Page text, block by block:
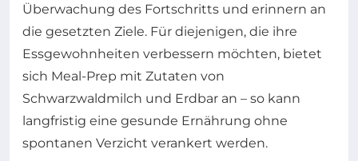
Überwachung des Fortschritts und erinnern an
die gesetzten Ziele. Für diejenigen, die ihre
Essgewohnheiten verbessern möchten, bietet
sich Meal-Prep mit Zutaten von
Schwarzwaldmilch und Erdbar an – so kann
langfristig eine gesunde Ernährung ohne
spontanen Verzicht verankert werden.